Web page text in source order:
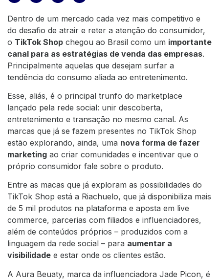
Dentro de um mercado cada vez mais competitivo e
do desafio de atrair e reter a atenção do consumidor,
o TikTok Shop chegou ao Brasil como um importante
canal para as estratégias de venda das empresas.
Principalmente aquelas que desejam surfar a
tendência do consumo aliada ao entretenimento.
Esse, aliás, é o principal trunfo do marketplace
lançado pela rede social: unir descoberta,
entretenimento e transação no mesmo canal. As
marcas que já se fazem presentes no TikTok Shop
estão explorando, ainda, uma nova forma de fazer
marketing ao criar comunidades e incentivar que o
próprio consumidor fale sobre o produto.
Entre as macas que já exploram as possibilidades do
TikTok Shop está a Riachuelo, que já disponibiliza mais
de 5 mil produtos na plataforma e aposta em live
commerce, parcerias com filiados e influenciadores,
além de conteúdos próprios – produzidos com a
linguagem da rede social – para aumentar a
visibilidade e estar onde os clientes estão.
A Aura Beuaty, marca da influenciadora Jade Picon, é